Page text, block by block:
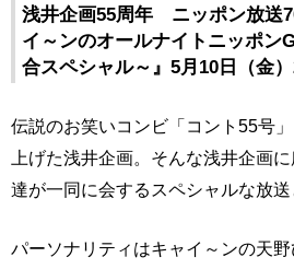
浅井企画55周年 ニッポン放送
イ～ンのオールナイトニッポン
合スペシャル～』5月10日（金
伝説のお笑いコンビ「コント55号
上げた浅井企画。そんな浅井企画
達が一同に会するスペシャルな放送
パーソナリティはキャイ～ンの天